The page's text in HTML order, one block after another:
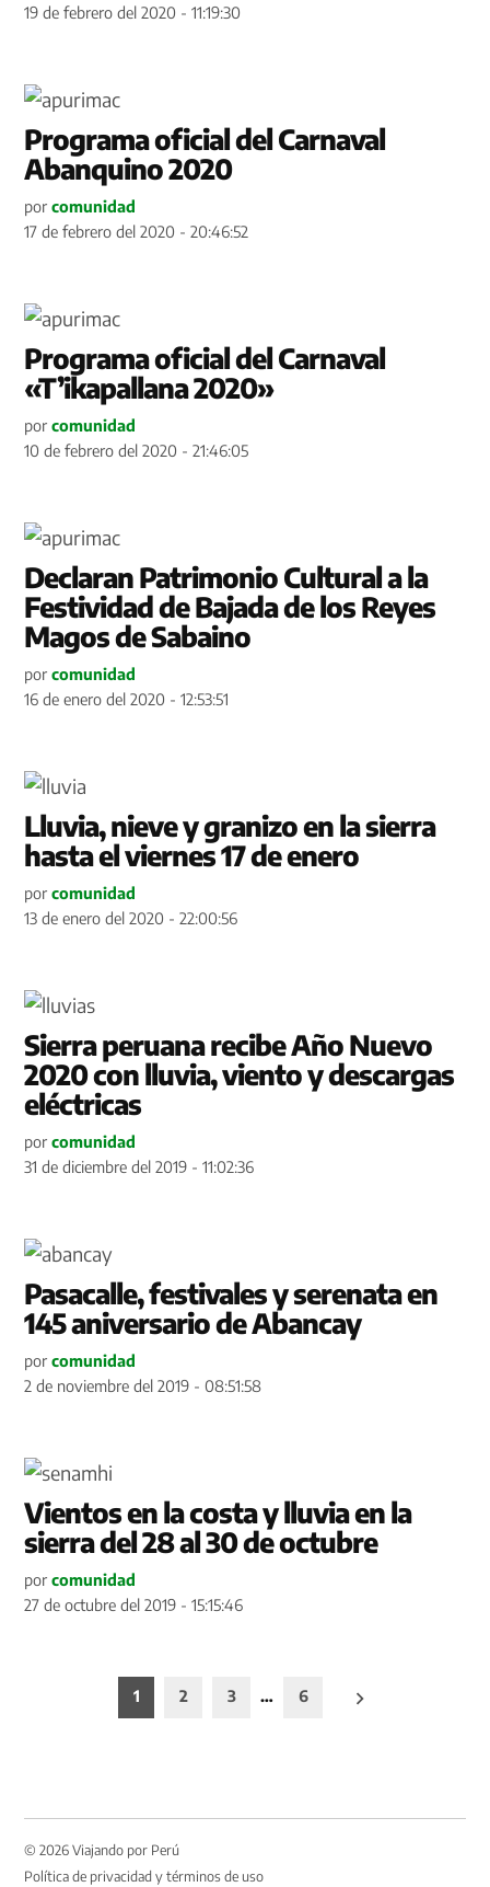
19 de febrero del 2020 - 11:19:30
Programa oficial del Carnaval
Abanquino 2020
por comunidad
17 de febrero del 2020 - 20:46:52
Programa oficial del Carnaval
«T’ikapallana 2020»
por comunidad
10 de febrero del 2020 - 21:46:05
Declaran Patrimonio Cultural a la
Festividad de Bajada de los Reyes
Magos de Sabaino
por comunidad
16 de enero del 2020 - 12:53:51
Lluvia, nieve y granizo en la sierra
hasta el viernes 17 de enero
por comunidad
13 de enero del 2020 - 22:00:56
Sierra peruana recibe Año Nuevo
2020 con lluvia, viento y descargas
eléctricas
por comunidad
31 de diciembre del 2019 - 11:02:36
Pasacalle, festivales y serenata en
145 aniversario de Abancay
por comunidad
2 de noviembre del 2019 - 08:51:58
Vientos en la costa y lluvia en la
sierra del 28 al 30 de octubre
por comunidad
27 de octubre del 2019 - 15:15:46
Paginación
1 2 3 … 6
© 2026 Viajando por Perú
Política de privacidad y términos de uso